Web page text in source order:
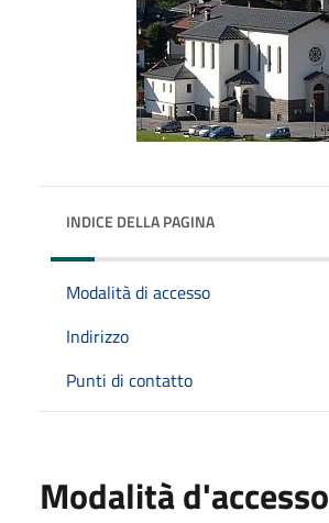
INDICE DELLA PAGINA
Modalità di accesso
Indirizzo
Punti di contatto
Modalità d'accesso